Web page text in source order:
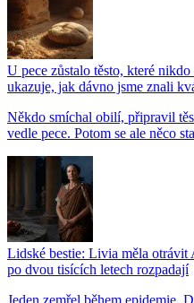
U pece zůstalo těsto, které
ukazuje, jak dávno jsme znali
Někdo smíchal obilí, připravil
vedle pece. Potom se ale něco
Lidské bestie: Livia měla otrávit
po dvou tisících letech rozpadají
Jeden zemřel během epidemie.